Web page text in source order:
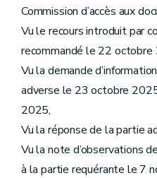
Commission d’accès aux
Vu le recours introduit par
recommandé le 22 octobre
Vu la demande
adverse le 23 octobre
2025,
Vu la réponse de la partie
Vu la note d’observations
à la partie requérante le 7